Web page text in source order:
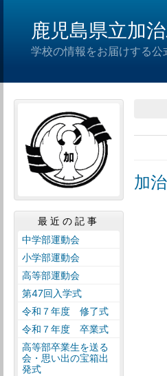
鹿児島県立加
学校の情報をお届けする
加
最近の記事
中学部運動会
小学部運動会
高等部運動会
第47回入学式
令和７年度 修了式
令和７年度 卒業式
高等部卒業生を送る
会・思い出の宝箱出
発式